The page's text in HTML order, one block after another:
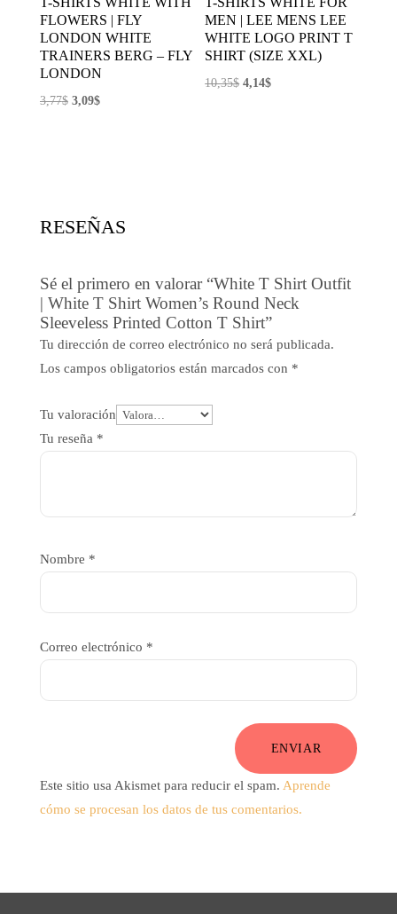
FLOWERS | FLY
LONDON WHITE
TRAINERS BERG – FLY
LONDON
3,77$ El
3,09$El
MEN | LEE MENS LEE
WHITE LOGO PRINT T
SHIRT (SIZE XXL)
10,35$ El
4,14$El
RESEÑAS
Sé el primero en valorar “White T Shirt Outfit
| White T Shirt Women’s Round Neck
Sleeveless Printed Cotton T Shirt”
Tu dirección de correo electrónico no será publicada.
Los campos obligatorios están marcados con *
Tu valoración
Tu reseña *
Nombre *
Correo electrónico *
ENVIAR
Este sitio usa Akismet para reducir el spam. Aprende
cómo se procesan los datos de tus comentarios.